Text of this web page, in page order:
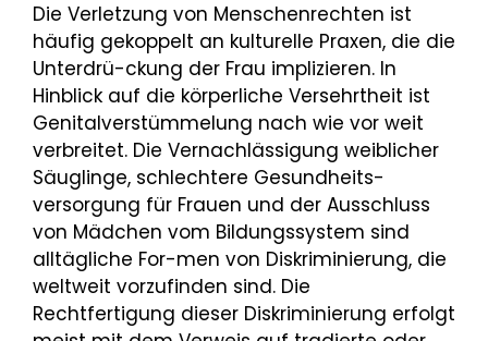
Die Verletzung von Menschenrechten ist
häufig gekoppelt an kulturelle Praxen, die die
Unterdrü-ckung der Frau implizieren. In
Hinblick auf die körperliche Versehrtheit ist
Genitalverstümmelung nach wie vor weit
verbreitet. Die Vernachlässigung weiblicher
Säuglinge, schlechtere Gesundheits-
versorgung für Frauen und der Ausschluss
von Mädchen vom Bildungssystem sind
alltägliche For-men von Diskriminierung, die
weltweit vorzufinden sind. Die
Rechtfertigung dieser Diskriminierung erfolgt